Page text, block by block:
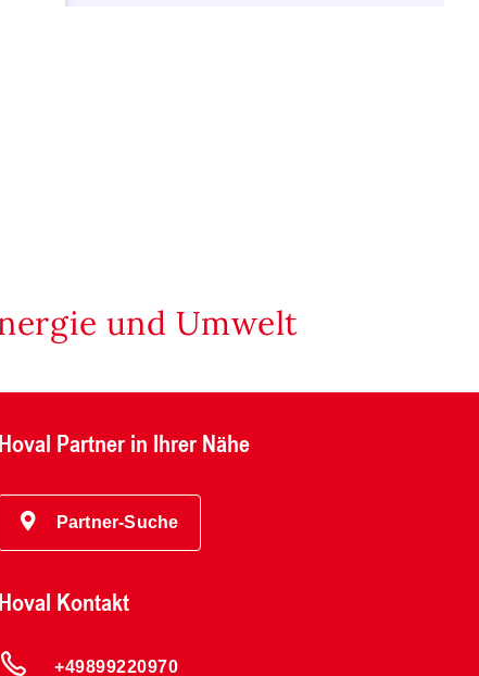
und Umwelt
Hoval Partner in Ihrer Nähe
Partner-Suche
Hoval Kontakt
+49899220970